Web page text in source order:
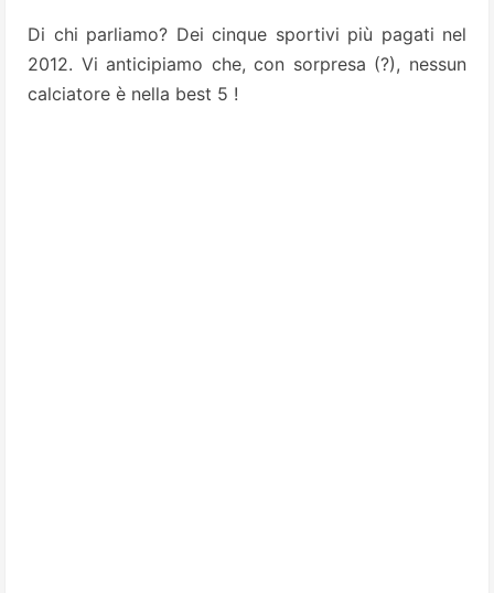
Di chi parliamo? Dei cinque sportivi più pagati nel
2012. Vi anticipiamo che, con sorpresa (?), nessun
calciatore è nella best 5 !